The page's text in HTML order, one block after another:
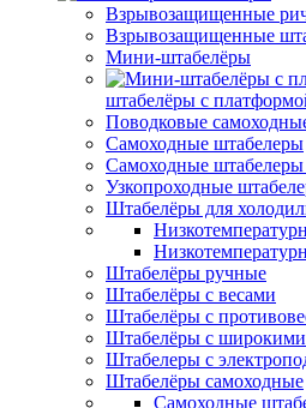
Взрывозащищенные
Взрывозащищенные
Мини-штабелёры
штабелёры с
Поводковые
Самоходные штабелеры
Самоходные
Узкопроходные
Штабелёры для
Штабелёры ручные
Штабелёры с весами
Штабелёры с
Штабелёры с
Штабелеры с
Штабелёры самоходные
Самоходные